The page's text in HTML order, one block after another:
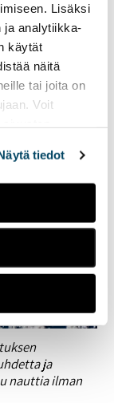
Lisäksi
ja analytiikka-
käytät
näitä
tai joita on
Voit
tiedot
ja
nauttia ilman